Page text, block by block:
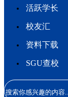
活跃学长
校友汇
资料下载
SGU查校